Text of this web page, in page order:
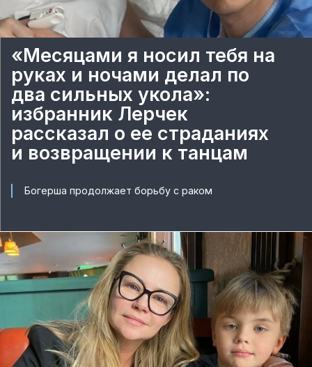
«Месяцами я носил тебя на
руках и ночами делал по
два сильных укола»:
избранник Лерчек
рассказал о ее страданиях
и возвращении к танцам
Богерша продолжает борьбу с раком